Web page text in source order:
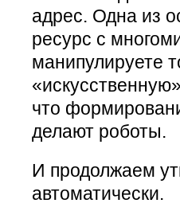
адрес. Одна из
ресурс с
манипулируете
что
делают роботы.
И продолжаем
автоматически.